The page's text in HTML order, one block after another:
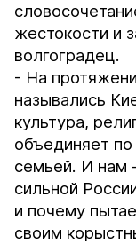
жестокости и
волгоградец.
- На
назывались
культура,
объединяет
семьей. И нам
сильной
и почему
своим